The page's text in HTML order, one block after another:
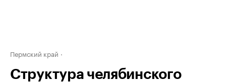
Пермский край
Структура челябинского